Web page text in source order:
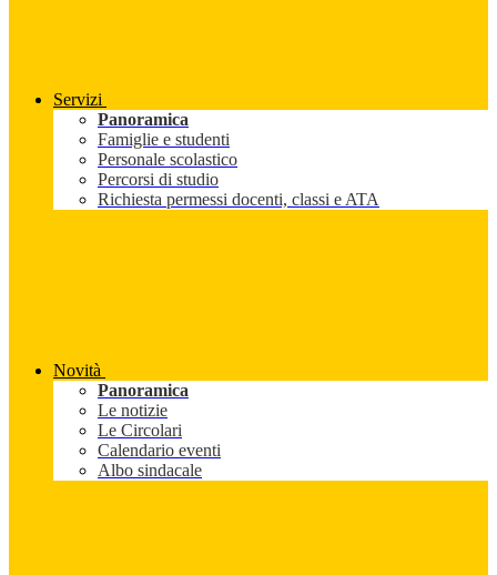
Servizi
Panoramica
Famiglie e studenti
Personale scolastico
Percorsi di studio
Richiesta permessi docenti, classi e ATA
Novità
Panoramica
Le notizie
Le Circolari
Calendario eventi
Albo sindacale